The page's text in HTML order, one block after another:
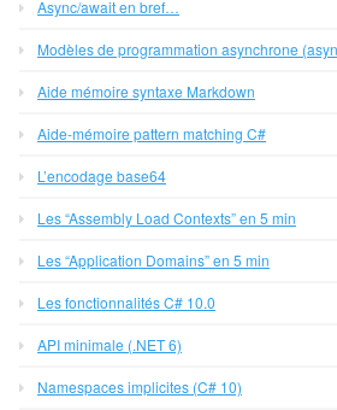
Async/await en bref…
Modèles de programmation asynchrone
Aide mémoire syntaxe Markdown
Aide-mémoire pattern matching C#
L’encodage base64
Les “Assembly Load Contexts” en 5 min
Les “Application Domains” en 5 min
Les fonctionnalités C# 10.0
API minimale (.NET 6)
Namespaces implicites (C# 10)